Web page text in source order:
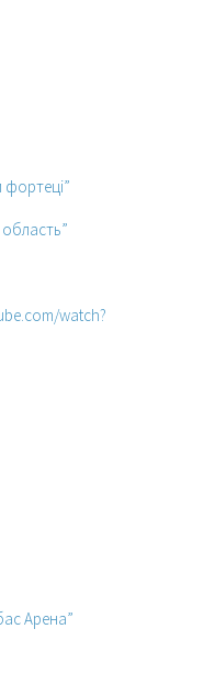
фортеці”
watch?
Арена”